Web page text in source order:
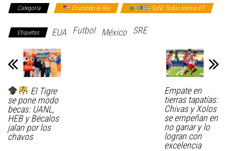
Categoría Cruzando el Rio Sofá: Todos somos DT
Etiquetas EUA Futbol México SRE
El Tigre
se pone modo
becas: UANL,
HEB y Bécalos
jalan por los
chavos
Empate en
tierras tapatías:
Chivas y Xolos
se empeñan en
no ganar y lo
logran con
excelencia